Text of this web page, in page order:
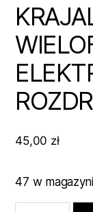
45,00 zł
47 w